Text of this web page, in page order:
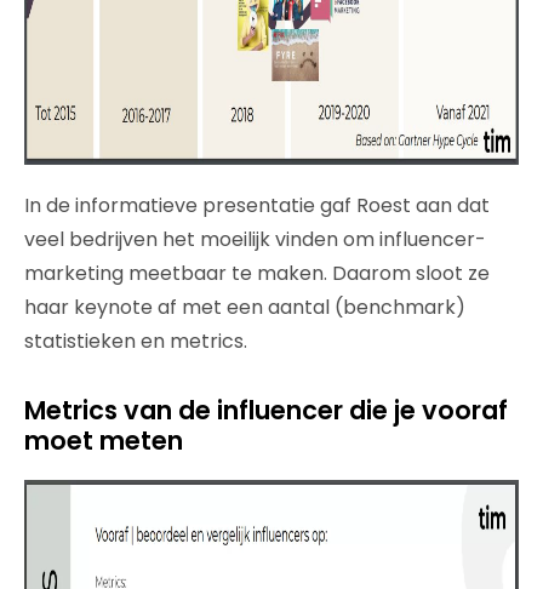
In de informatieve presentatie gaf Roest aan dat
veel bedrijven het moeilijk vinden om influencer-
marketing meetbaar te maken. Daarom sloot ze
haar keynote af met een aantal (benchmark)
statistieken en metrics.
Metrics van de influencer die je vooraf
moet meten